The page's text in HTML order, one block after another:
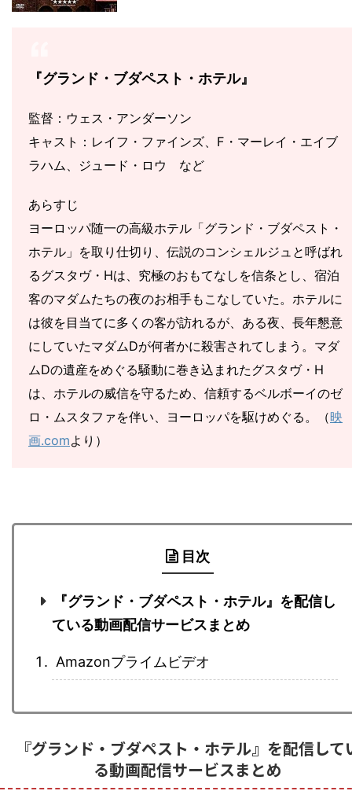
『グランド・ブダペスト・ホテル』
監督：ウェス・アンダーソン
キャスト：レイフ・ファインズ、F・マーレイ・エイブ
ラハム、ジュード・ロウ など
あらすじ
ヨーロッパ随一の高級ホテル「グランド・ブダペスト・
ホテル」を取り仕切り、伝説のコンシェルジュと呼ばれ
るグスタヴ・Hは、究極のおもてなしを信条とし、宿泊
客のマダムたちの夜のお相手もこなしていた。ホテルに
は彼を目当てに多くの客が訪れるが、ある夜、長年懇意
にしていたマダムDが何者かに殺害されてしまう。マダ
ムDの遺産をめぐる騒動に巻き込まれたグスタヴ・H
は、ホテルの威信を守るため、信頼するベルボーイのゼ
ロ・ムスタファを伴い、ヨーロッパを駆けめぐる。（映
画.comより）
目次
『グランド・ブダペスト・ホテル』を配信し
ている動画配信サービスまとめ
Amazonプライムビデオ
『グランド・ブダペスト・ホテル』を配信して
る動画配信サービスまとめ